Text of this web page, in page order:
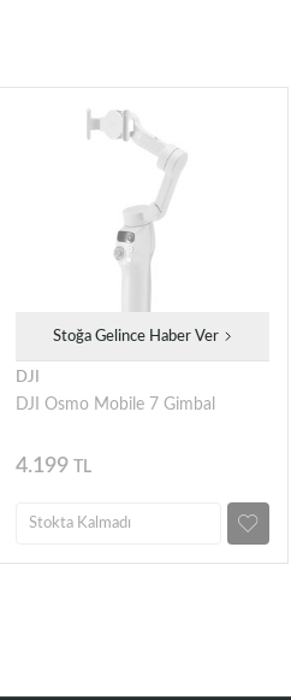
Stoğa Gelince Haber Ver
DJI
DJI Osmo Mobile 7 Gimbal
4.199 TL
Stokta Kalmadı